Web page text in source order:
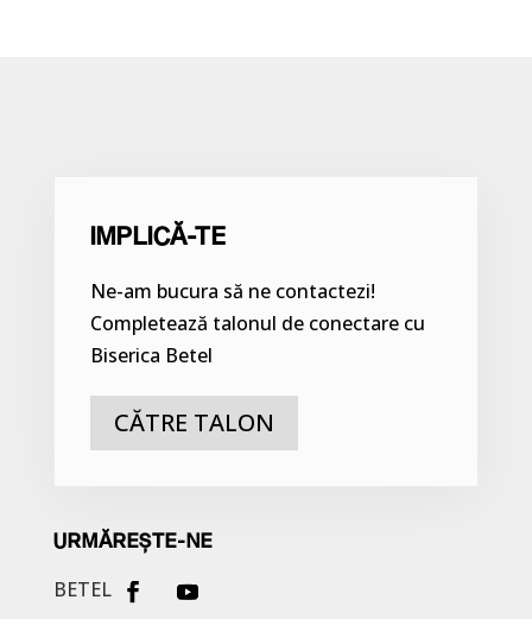
IMPLICĂ-TE
Ne-am bucura să ne contactezi!
Completează talonul de conectare cu
Biserica Betel
CĂTRE TALON
URMĂREȘTE-NE
BETEL